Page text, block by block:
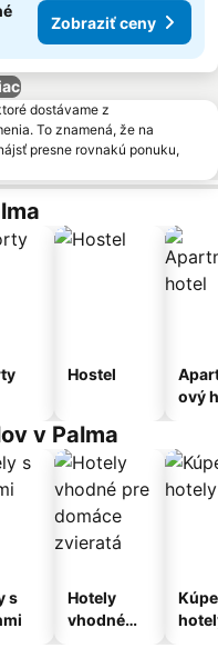
Zobraziť ceny
dostávame z
To znamená, že na
presne rovnakú ponuku,
Hostel
ový
v Palma
s
Hotely
vhodné